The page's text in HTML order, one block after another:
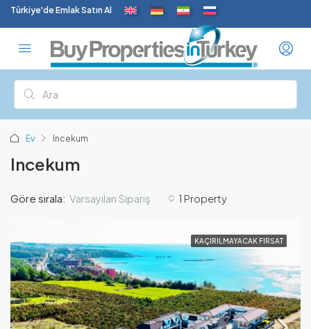
Türkiye'de Emlak Satın Al
Ev Incekum
Incekum
1 Property
Göre sırala: Varsayılan Sipariş
KAÇIRILMAYACAK FIRSAT